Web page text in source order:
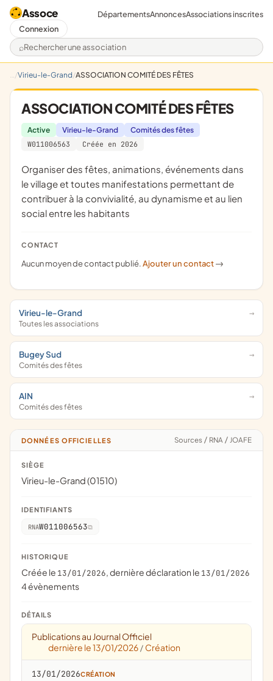
Assoce
Rechercher une association
DépartementsAnnoncesAssociations inscrites
Connexion
Virieu-le-Grand ASSOCIATION COMITÉ DES FÊTES
ASSOCIATION COMITÉ DES FÊTES
Active Virieu-le-Grand
Comités des fêtes
W011006563
Créée en 2026
organiser des fêtes, animations, événements dans
le village et toutes manifestations permettant de
contribuer à la convivialité, au dynamisme et au lien
social entre les habitants
CONTACT
Aucun moyen de contact publié.Ajouter un contact ->
Virieu-le-Grand
Toutes les associations
Bugey Sud
Comités des fêtes
AIN
Comités des fêtes
DONNÉES OFFICIELLES Sources / RNA / JOAFE
SIÈGE
Virieu-le-Grand (01510)
IDENTIFIANTS
RNAW011006563
HISTORIQUE
Créée le 13/01/2026, dernière déclaration le 13/01/2026
4 évènements
DÉTAILS
Publications au Journal Officiel
dernière le 13/01/2026 / Création
13/01/2026CRÉATION